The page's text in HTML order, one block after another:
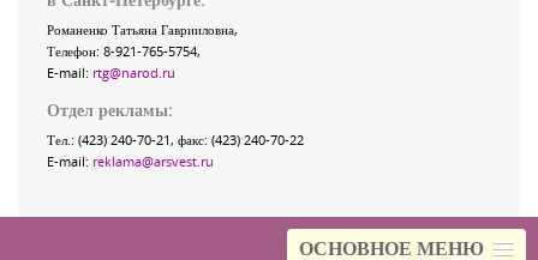
ОСНОВНОЕ МЕНЮ
Романенко Татьяна Гаврииловна,
Телефон: 8-921-765-5754,
E-mail: rtg@narod.ru
Отдел рекламы:
Тел.: (423) 240-70-21, факс: (423) 240-70-22
E-mail: reklama@arsvest.ru